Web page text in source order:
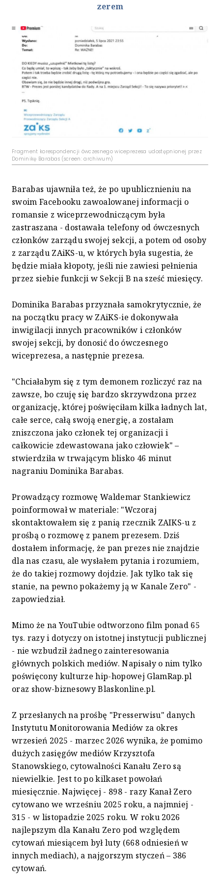
zerem
Fragment korespondencji ówczesnego wiceprezesa udostępnionej przez
Dominikę Barabas (screen: archiwum)
Barabas ujawniła też, że po upublicznieniu na
swoim Facebooku zawoalowanej informacji o
romansie z wiceprzewodniczącym była
zastraszana - dostawała telefony od ówczesnych
członków zarządu swojej sekcji, a potem od osoby
z zarządu ZAiKS-u, w których była sugestia, że
będzie miała kłopoty, jeśli nie zawiesi pełnienia
przez siebie funkcji w Sekcji B na sześć miesięcy.
Dominika Barabas przyznała samokrytycznie, że
na początku pracy w ZAiKS-ie dokonywała
inwigilacji innych pracowników i członków
swojej sekcji, by donosić do ówczesnego
wiceprezesa, a następnie prezesa.
"Chciałabym się z tym demonem rozliczyć raz na
zawsze, bo czuję się bardzo skrzywdzona przez
organizację, której poświęciłam kilka ładnych lat,
całe serce, całą swoją energię, a zostałam
zniszczona jako członek tej organizacji i
całkowicie zdewastowana jako człowiek" –
stwierdziła w trwającym blisko 46 minut
nagraniu Dominika Barabas.
Prowadzący rozmowę Waldemar Stankiewicz
poinformował w materiale: "Wczoraj
skontaktowałem się z panią rzecznik ZAIKS-u z
prośbą o rozmowę z panem prezesem. Dziś
dostałem informację, że pan prezes nie znajdzie
dla nas czasu, ale wysłałem pytania i rozumiem,
że do takiej rozmowy dojdzie. Jak tylko tak się
stanie, na pewno pokażemy ją w Kanale Zero" -
zapowiedział.
Mimo że na YouTubie odtworzono film ponad 65
tys. razy i dotyczy on istotnej instytucji publicznej
- nie wzbudził żadnego zainteresowania
głównych polskich mediów. Napisały o nim tylko
poświęcony kulturze hip-hopowej GlamRap.pl
oraz show-biznesowy Blaskonline.pl.
Z przesłanych na prośbę "Presserwisu" danych
Instytutu Monitorowania Mediów za okres
wrzesień 2025 - marzec 2026 wynika, że pomimo
dużych zasięgów mediów Krzysztofa
Stanowskiego, cytowalności Kanału Zero są
niewielkie. Jest to po kilkaset powołań
miesięcznie. Najwięcej - 898 - razy Kanał Zero
cytowano we wrześniu 2025 roku, a najmniej -
315 - w listopadzie 2025 roku. W roku 2026
najlepszym dla Kanału Zero pod względem
cytowań miesiącem był luty (668 odniesień w
innych mediach), a najgorszym styczeń – 386
cytowań.